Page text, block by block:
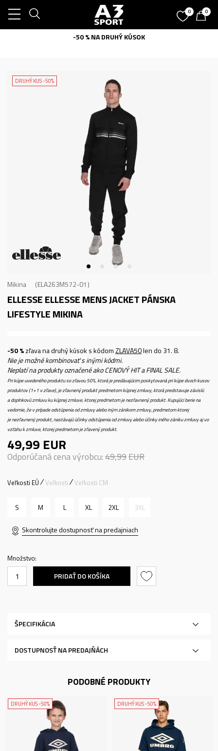
0 0
-50 % NA DRUHÝ KÚSOK
DRUHÝ KUS -50%
Mikina ELA263M572-01
ELLESSE ELLESSE MENS JACKETPÁNSKA
LIFESTYLE MIKINA
-50 %zľava na druhý kúsok s kódomZLAVA50len do 31. 8.
Nie je možné kombinovať s inými kódmi.
Neplatí na produkty označené ako CENOVÝ HIT a FINAL SALE.
Pri kúpe uvedeného produktu so zľavou 50%, ktorá je predávajúcim poskytovaná pri kúpe dvoch kusov
produktov (1+1 v zľave), je zľavnený produkt predmetom kúpnej zmluvy, ktorá predstavuje závislú
a doplnkovú zmluvu ku kúpnej zmluve, ktorej predmetom je nezľavnený produkt. Kupujúci berie na
vedomie, že v prípade odstúpenia od zmluvy alebo iným zánikom zmluvy, predmetom ktorej
je nezľavnený produkt, nastávajú účinky odstúpenia od zmluvy alebo účinky iného zániku zmluvy aj vo
vzťahu k zmluve, ktorej predmetom je zľavený produkt.
49,99 EUR
Odporúčaná cena výrobcu:49,99EUR
Veľkosti EÚ Veľkosti Veľkosti CM
S M L XL 2XL 3XL
Skontrolujte dostupnosť na predajniach
Množstvo:
PRIDAŤ DO KOŠÍKA
ŠPECIFIKÁCIA
DOSTUPNOSŤ NA PREDAJŇÁCH
PODOBNÉ PRODUKTY
DRUHÝ KUS -50% DRUHÝ KUS -50%